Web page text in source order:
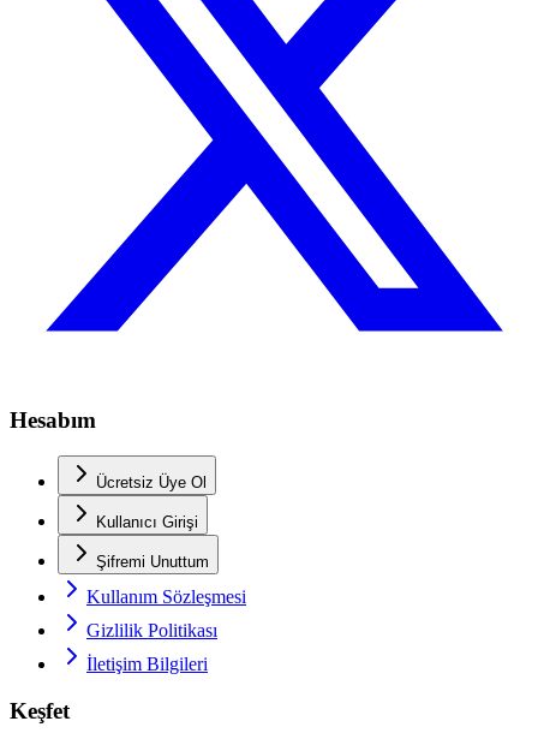
Hesabım
Ücretsiz Üye Ol
Kullanıcı Girişi
Şifremi Unuttum
Kullanım Sözleşmesi
Gizlilik Politikası
İletişim Bilgileri
Keşfet